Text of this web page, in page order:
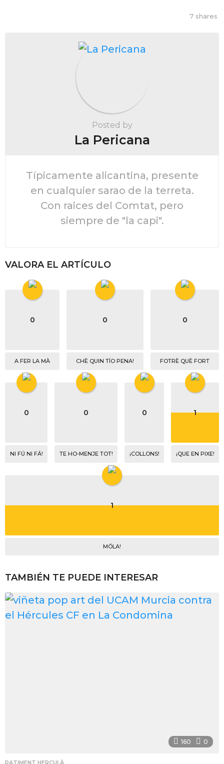
7 shares
Posted by
La Pericana
Típicamente alicantina, presente
en cualquier sarao de la terreta.
Con raices del Comtat, pero
siempre de "la capi".
VALORA EL ARTÍCULO
0
A FER LA MÀ
0
CHÈ QUIN TÍO PENA!
0
FOTRÈ QUÈ FORT
0
NI FÚ NI FÁ!
0
TE HO-MENJE TOT!
0
¡COLLONS!
1
¡QUE EN PIXE!
1
MÓLA!
TAMBIÉN TE PUEDE INTERESAR
160 0
PATIMENT HERCULÀ